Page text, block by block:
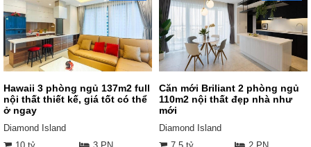
Hawaii 3 phòng ngủ 137m2 full
nội thất thiết kế, giá tốt có thể
ở ngay
Diamond Island
Căn mới Briliant 2 phòng ngủ
110m2 nội thất đẹp nhà như
mới
Diamond Island